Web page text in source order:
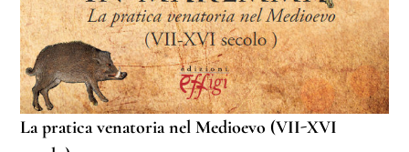
La pratica venatoria nel Medioevo (VII-XVI